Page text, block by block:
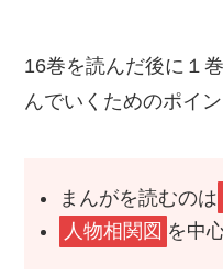
16巻を読んだ後に１
んでいくためのポイ
まんがを読むのは
人物相関図 を中